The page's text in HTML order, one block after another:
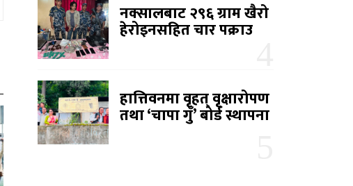
नक्सालबाट २९६ ग्राम खैरो
हेरोइनसहित चार पक्राउ
हात्तिवनमा वृहत् वृक्षारोपण
तथा ‘चापा गुँ’ बोर्ड स्थापना